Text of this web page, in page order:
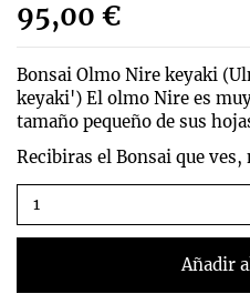
95,00 €
Bonsai Olmo Nire keyaki (
keyaki') El olmo Nire es
tamaño pequeño de sus
Recibiras el Bonsai que
Añadir